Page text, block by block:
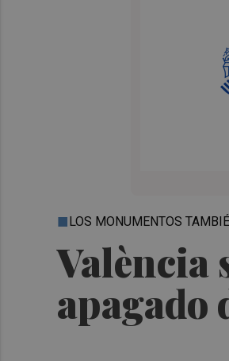
València
apagado
LOS MONUMENTOS